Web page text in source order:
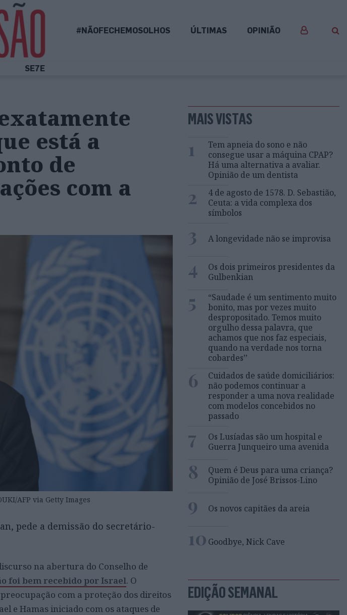
#NÃOFECHEMOSOLHOS ÚLTIMAS OPINIÃO
SE7E
está a
de
com a
AFP via Getty Images
pede a demissão do secretário-
na abertura do Conselho de
foi bem recebido por Israel. O
com a proteção dos direitos
e Hamas iniciado com os ataques de
MAIS VISTAS
1
Tem apneia do sono e não
consegue usar a máquina CPAP?
Há uma alternativa a avaliar.
Opinião de um dentista
2
4 de agosto de 1578. D. Sebastião,
Ceuta: a vida complexa dos
símbolos
3 A longevidade não se improvisa
4
Os dois primeiros presidentes da
Gulbenkian
5
“Saudade é um sentimento muito
bonito, mas por vezes muito
despropositado. Temos muito
orgulho dessa palavra, que
achamos que nos faz especiais,
quando na verdade nos torna
cobardes’’
6
Cuidados de saúde domiciliários:
não podemos continuar a
responder a uma nova realidade
com modelos concebidos no
passado
7
Os Lusíadas são um hospital e
Guerra Junqueiro uma avenida
8
Quem é Deus para uma criança?
Opinião de José Brissos-Lino
9 Os novos capitães da areia
10 Goodbye, Nick Cave
EDIÇÃO SEMANAL